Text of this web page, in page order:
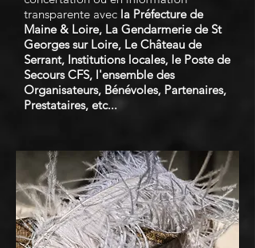
transparente avec la Préfecture de
Maine & Loire, La Gendarmerie de St
Georges sur Loire, Le Château de
Serrant, Institutions locales, le Poste de
Secours CFS, l'ensemble des
Organisateurs, Bénévoles, Partenaires,
Prestataires, etc...